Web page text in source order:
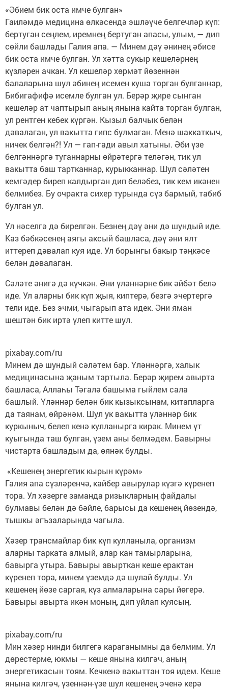
«Әбием бик оста имче булган»
Гаиләмдә медицина өлкәсендә эшләүче белгечләр күп:
бертуган сеңлем, иремнең бертуган апасы, улым, — дип
сөйли башлады Галия апа. — Минем дәү әнинең әбисе
бик оста имче булган. Ул хәтта сукыр кешеләрнең
күзләрен ачкан. Ул кешеләр хөрмәт йөзеннән
балаларына шул әбинең исемен куша торган булганнар,
Бибигафифә исемле булган ул. Берәр җире сынган
кешеләр ат чаптырып аның янына кайта торган булган,
ул рентген кебек күргән. Кызыл балчык белән
дәвалаган, ул вакытта гипс булмаган. Менә шаккаткыч,
ничек белгән?! Ул — гап-гади авыл хатыны. Әби үзе
белгәннәргә туганнарны өйрәтергә теләгән, тик ул
вакытта баш тартканнар, курыкканнар. Шул сәләтен
кемгәдер биреп калдырган дип беләбез, тик кем икәнен
белмибез. Бу очракта сихер турында сүз бармый, табиб
булган ул.
Ул нәселгә дә бирелгән. Безнең дәү әни дә шундый иде.
Каз бәбкәсенең аягы аксый башласа, дәү әни ялт
иттереп дәвалап куя иде. Ул борынгы бакыр тәңкәсе
белән дәвалаган.
Сәләте әнигә дә күчкән. Әни үләннәрне бик әйбәт белә
иде. Ул аларны бик күп җыя, киптерә, безгә эчертергә
тели иде. Без эчми, чыгарып ата идек. Әни яман
шештән бик иртә үлеп китте шул.
pixabay.com/ru
Минем дә шундый сәләтем бар. Үләннәргә, халык
медицинасына җаным тартыла. Берәр җирем авырта
башласа, Аллаһы Тәгалә башыма гыйлем сала
башлый. Үләннәр белән бик кызыксынам, китапларга
да таянам, өйрәнәм. Шул ук вакытта үләннәр бик
куркыныч, белеп кенә кулланырга кирәк. Минем үт
куыгында таш булган, үзем аны белмәдем. Бавырны
чистарта башладым да, өянәк булды.
«Кешенең энергетик кырын күрәм»
Галия апа сүзләренчә, кайбер авырулар күзгә күренеп
тора. Ул хәзерге заманда ризыкларның файдалы
булмавы белән дә бәйле, барысы да кешенең йөзендә,
тышкы әгъзаларында чагыла.
Хәзер трансмайлар бик күп кулланыла, организм
аларны тарката алмый, алар кан тамырларына,
бавырга утыра. Бавыры авырткан кеше ерактан
күренеп тора, минем үземдә дә шулай булды. Ул
кешенең йөзе саргая, күз алмаларына сары йөгерә.
Бавыры авырта икән моның, дип уйлап куясың.
pixabay.com/ru
Мин хәзер нинди билгегә караганымны да белмим. Ул
дөрестерме, юкмы — кеше янына килгәч, аның
энергетикасын тоям. Кечкенә вакыттан тоя идем. Кеше
янына килгәч, үзеннән-үзе шул кешенең эченә керә